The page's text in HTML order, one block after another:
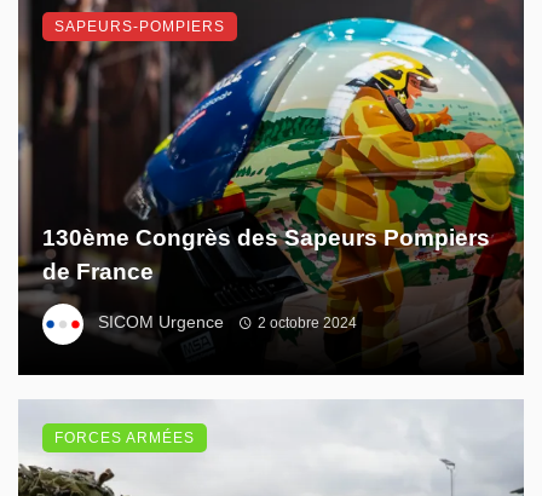
130ème Congrès des Sapeurs Pompiers
de France
SICOM Urgence 2 octobre 2024
SAPEURS-POMPIERS
FORCES ARMÉES